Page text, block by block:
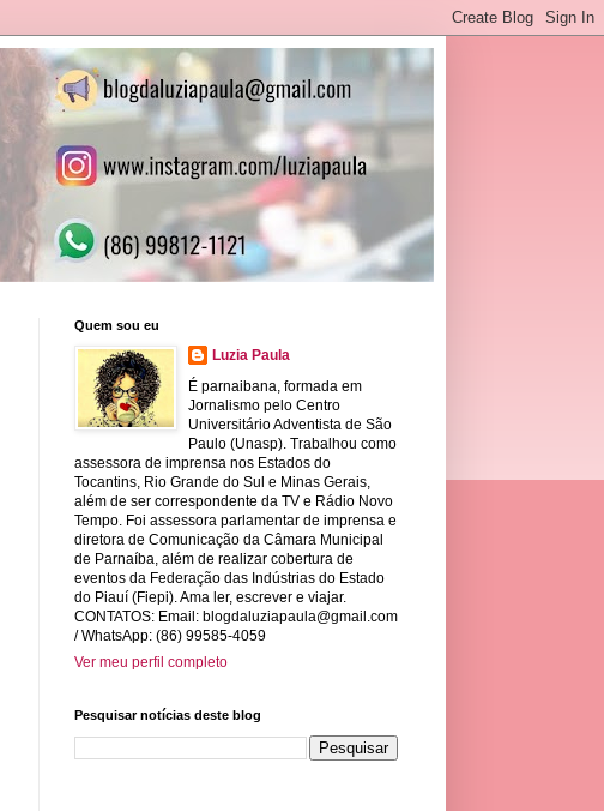
Quem sou eu
Luzia Paula
É parnaibana, formada em
Jornalismo pelo Centro
Universitário Adventista de São
Paulo (Unasp). Trabalhou como
assessora de imprensa nos Estados do
Tocantins, Rio Grande do Sul e Minas Gerais,
além de ser correspondente da TV e Rádio Novo
Tempo. Foi assessora parlamentar de imprensa e
diretora de Comunicação da Câmara Municipal
de Parnaíba, além de realizar cobertura de
eventos da Federação das Indústrias do Estado
do Piauí (Fiepi). Ama ler, escrever e viajar.
CONTATOS: Email: blogdaluziapaula@gmail.com
/ WhatsApp: (86) 99585-4059
Ver meu perfil completo
Pesquisar notícias deste blog